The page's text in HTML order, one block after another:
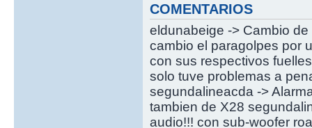
COMENTARIOS
eldunabeige -> Cambio
cambio el paragolpes por
con sus respectivos
solo tuve problemas a
segundalineacda ->
tambien de X28
audio!!! con sub-woofer